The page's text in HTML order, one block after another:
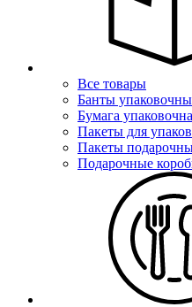
Все товары
Банты
Бумага
Пакеты для
Пакеты
Подарочные